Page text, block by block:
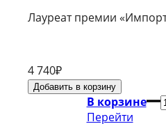
Лауреат премии
4 740₽
В корзине
Перейти